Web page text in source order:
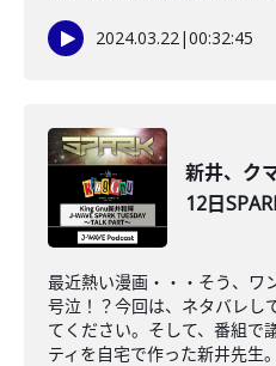
2024.03.22|00:32:45
新井、ク
12日
最近熱い漫画・・・そう、ワ
号泣！？今回は、ネタバレし
てください。そして、番組で
ティを自宅で作った新井先生